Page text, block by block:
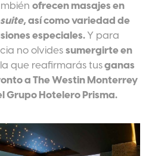
ofrecen masajes en
, así como variedad de
especiales. Y para
no olvides sumergirte en
que reafirmarás tusganas
a TheWestin Monterrey
Grupo Hotelero Prisma.